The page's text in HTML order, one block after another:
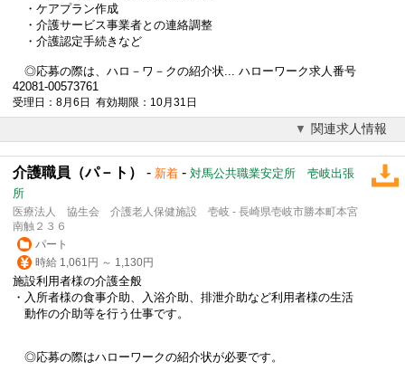
・ケアプラン作成
・介護サービス事業者との連絡調整
・介護認定手続きなど
◎応募の際は、ハロ－ワ－クの紹介状... ハローワーク求人番号
42081-00573761
受理日：8月6日 有効期限：10月31日
関連求人情報
介護職員（パ－ト） - 新着 - 対馬公共職業安定所 壱岐出張
所
医療法人 協生会 介護老人保健施設 壱岐 - 長崎県壱岐市勝本町本宮
南触２３６
パート
時給 1,061円 ～ 1,130円
施設利用者様の介護全般
・入所者様の食事介助、入浴介助、排泄介助など利用者様の生活
動作の介助等を行う仕事です。
◎応募の際はハローワークの紹介状が必要です。